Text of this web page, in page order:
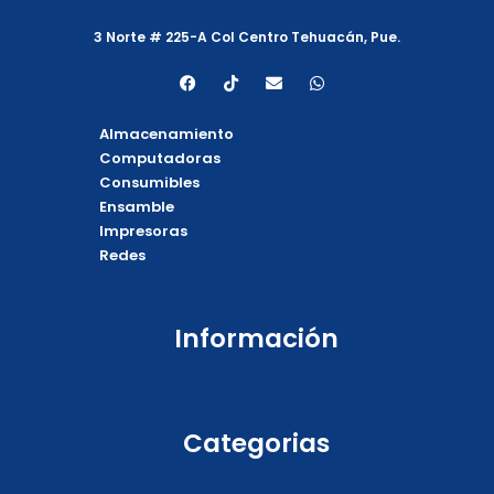
3 Norte # 225-A Col Centro Tehuacán, Pue.
F
a
e
b
o
k
T
i
o
E
n
W
h
Almacenamiento
Computadoras
Consumibles
Ensamble
Impresoras
Redes
Información
Categorias